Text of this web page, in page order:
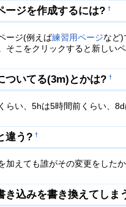
ージを作成するには? †
ージ(例えば練習用ページなど)
そこをクリックすると新しい
ついてる(3m)とかは? †
らい、5hは5時間前くらい、
違う? †
加えても誰がその変更をした
き込みを書き換えてしま